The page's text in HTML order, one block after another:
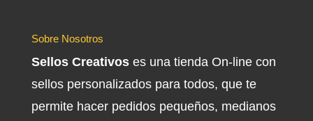
Sobre Nosotros
Sellos Creativoses una tienda On-line con
sellos personalizados para todos, que te
permite hacer pedidos pequeños, medianos